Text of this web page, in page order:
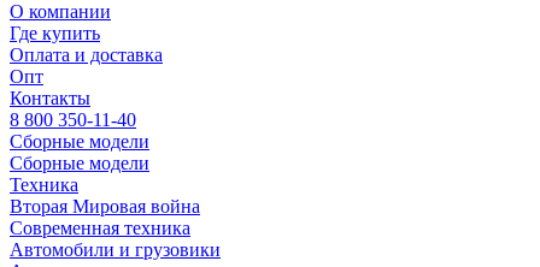
О компании
Где купить
Оплата и доставка
Опт
Контакты
8 800 350-11-40
Сборные модели
Сборные модели
Техника
Вторая Мировая война
Современная техника
Автомобили и грузовики